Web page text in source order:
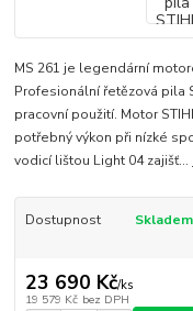
MS 261 je legendární
Profesionální řetězová pila
pracovní použití. Motor
potřebný výkon při nízké
vodicí lištou Light 04 zajišť...
Dostupnost Skladem
23 690 Kč/ks
19 579 Kč bez DPH